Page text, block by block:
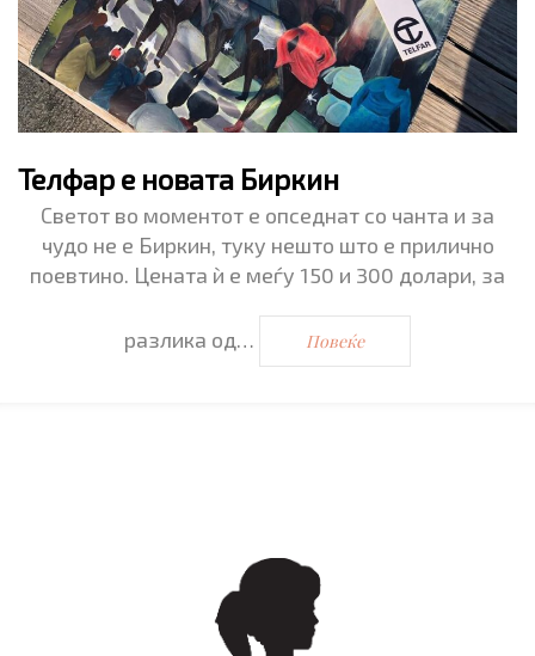
Телфар е новата Биркин
Светот во моментот е опседнат со чанта и за
чудо не е Биркин, туку нешто што е прилично
поевтино. Цената ѝ е меѓу 150 и 300 долари, за
разлика од… Повеќе